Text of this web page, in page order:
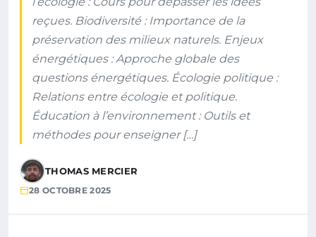
reçues. Biodiversité : Importance de la
préservation des milieux naturels. Enjeux
énergétiques : Approche globale des
questions énergétiques. Écologie politique :
Relations entre écologie et politique.
Éducation à l’environnement : Outils et
méthodes pour enseigner […]
THOMAS MERCIER
28 OCTOBRE 2025